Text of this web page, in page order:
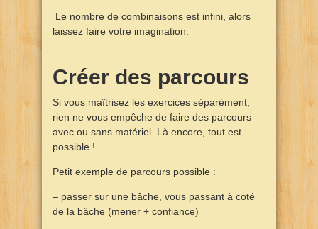
Le nombre de combinaisons est infini, alors
laissez faire votre imagination.
Créer des parcours
Si vous maîtrisez les exercices séparément,
rien ne vous empêche de faire des parcours
avec ou sans matériel. Là encore, tout est
possible !
Petit exemple de parcours possible :
– passer sur une bâche, vous passant à coté
de la bâche (mener + confiance)